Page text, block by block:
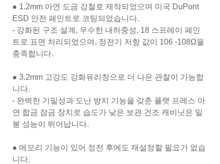
● 1.2mm 아연 도금 강철로 제작되었으며 미국 DuPont
ESD 안전 페인트로 코팅되었습니다.
- 강화된 구조 설계, 우수한 내하중성, 18 스프레이 페인
트로 표면 처리되었으며, 정전기 저항 값이 106 -108Ω을
충족합니다.
● 3.2mm 고강도 강화유리창으로 더 나은 관찰이 가능합
니다.
- 완벽한 기밀성과 도난 방지 기능을 갖춘 플랫 프레스 아
연 합금 잠금 장치로 습도가 낮은 보관 건조 캐비닛은 밀
봉 성능이 뛰어납니다.
● 메모리 기능이 있어 정전 후에도 재설정할 필요가 없습
니다.